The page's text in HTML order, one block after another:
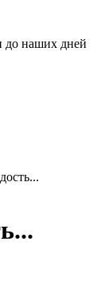
до наших дней